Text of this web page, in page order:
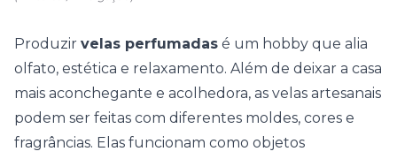
Produzir velas perfumadas é um hobby que alia
olfato, estética e relaxamento. Além de deixar a casa
mais aconchegante e acolhedora, as velas artesanais
podem ser feitas com diferentes moldes, cores e
fragrâncias. Elas funcionam como objetos